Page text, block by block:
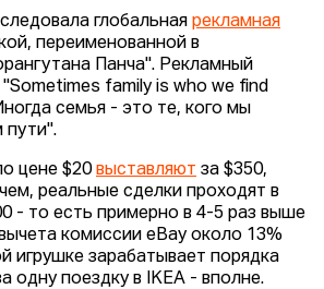
глобальная рекламная
переименованной в
Панча". Рекламный
"Sometimes family is who we find
семья - это те, кого мы
пути".
цене $20выставляют за $350,
реальные сделки проходят в
- то есть примерно в 4-5 раз выше
комиссии eBay около 13%
игрушке зарабатывает порядка
одну поездку в IKEA - вполне.